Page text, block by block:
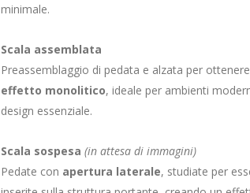
minimale.
Scala assemblata
Preassemblaggio di pedata e alzata per
effetto monolitico, ideale per ambienti
design essenziale.
Scala sospesa (in attesa di immagini)
Pedate con apertura laterale, studiate per